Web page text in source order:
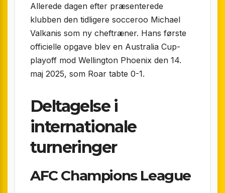
Allerede dagen efter præsenterede
klubben den tidligere socceroo Michael
Valkanis som ny cheftræner. Hans første
officielle opgave blev en Australia Cup-
playoff mod Wellington Phoenix den 14.
maj 2025, som Roar tabte 0-1.
Deltagelse i
internationale
turneringer
AFC Champions League